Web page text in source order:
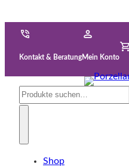
Kontakt & BeratungMein Konto
Suche
Shop